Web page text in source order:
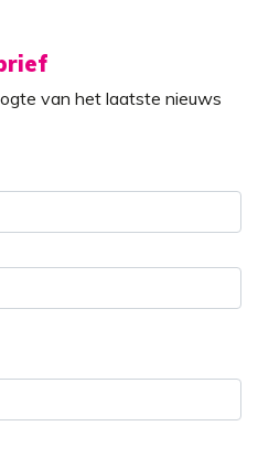
van het laatste nieuws